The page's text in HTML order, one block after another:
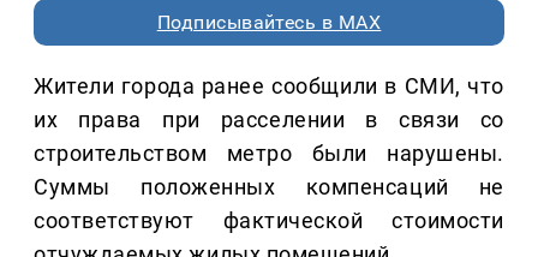
Подписывайтесь в MAX
Жители города ранее сообщили в СМИ, что
их права при расселении в связи со
строительством метро были нарушены.
Суммы положенных компенсаций не
соответствуют фактической стоимости